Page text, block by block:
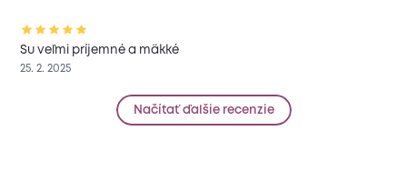
Su veľmi príjemné a mäkké
25. 2. 2025
Načítať ďalšie recenzie